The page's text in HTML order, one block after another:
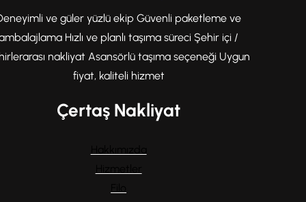
ve güler yüzlü ekip Güvenli paketleme ve
Hızlı ve planlı taşıma süreci Şehir içi /
nakliyat Asansörlü taşıma seçeneği Uygun
fiyat, kaliteli hizmet
Çertaş Nakliyat